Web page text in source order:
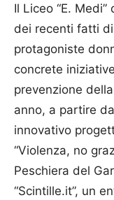
Il Liceo “E.
dei recenti fatti
protagoniste
concrete
prevenzione
anno, a partire
innovativo
“Violenza, no
Peschiera del
“Scintille.it”, un